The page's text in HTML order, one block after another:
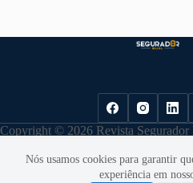
Nós usamos cookies para garantir
experiência em
Copyright © 2026 Revista Segurador